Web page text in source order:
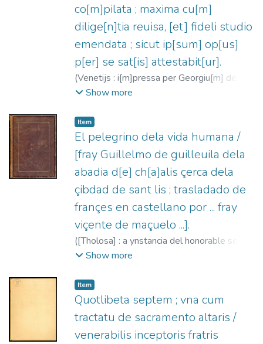
co[m]pilata ; maxima cu[m]
dilige[n]tia reuisa, [et] fideli studio
emendata ; sicut ip[sum] op[us]
p[er] se sat[is] attestabit[ur].
(Venetijs : i[m]pressa per Georgiu[m] de
Riuabenis Ma[n]tuanu[m], Al[ia]s
Clavasio, Beato, ca. 1411-1495
Arrivabene, Giorgio, fl. 1483-1520
Show more
Item
El pelegrino dela vida humana /
[fray Guillelmo de guilleuila dela
abadia d[e] ch[a]alis çerca dela
çibdad de sant lis ; trasladado de
françes en castellano por ... fray
viçente de maçuelo ...].
([Tholosa] : a ynstancia del honorable señor
maestre henrrico aleman que con grand
tholosa,
Cist.), 1295?-1380?;Mayer, Heinrich, m.
1499?
; Mazuelo, Vicente de
Show more
Item
Quotlibeta septem ; vna cum
tractatu de sacramento altaris /
venerabilis inceptoris fratris